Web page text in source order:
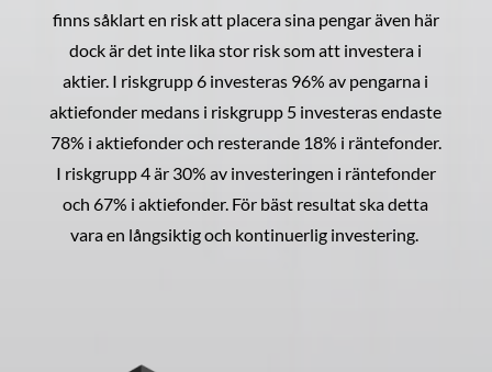
finns såklart en risk att placera sina pengar även här
dock är det inte lika stor risk som att investera i
aktier. I riskgrupp 6 investeras 96% av pengarna i
aktiefonder medans i riskgrupp 5 investeras endaste
78% i aktiefonder och resterande 18% i räntefonder.
I riskgrupp 4 är 30% av investeringen i räntefonder
och 67% i aktiefonder. För bäst resultat ska detta
vara en långsiktig och kontinuerlig investering.